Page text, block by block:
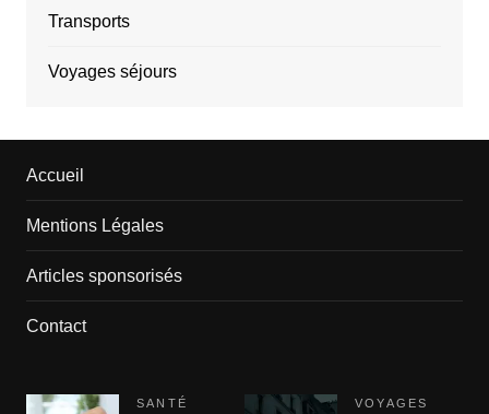
Transports
Voyages séjours
Accueil
Mentions Légales
Articles sponsorisés
Contact
SANTÉ
VOYAGES